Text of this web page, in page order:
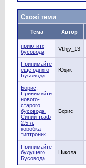
Схожі теми
Тема Автор
приютите
бусовода
Vbhjy_13
Принимайте
еще одного
Бусовода.
Юдик
Борис,
Принимайте
нового-
старого
бусовода.
Синий траф
2,5 л.
коробка
типтроник.
Борис
Принимайте
будущего
Бусовода
Никола